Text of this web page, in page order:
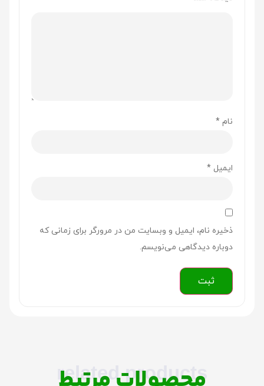
نام *
ایمیل *
ذخیره نام، ایمیل و وبسایت من در مرورگر برای زمانی که
دوباره دیدگاهی می‌نویسم.
related products